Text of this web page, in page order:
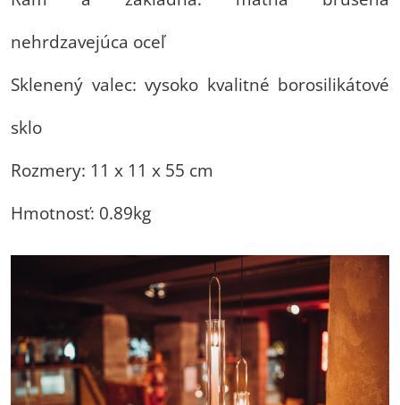
nehrdzavejúca oceľ
Sklenený valec: vysoko kvalitné borosilikátové
sklo
Rozmery: 11 x 11 x 55 cm
Hmotnosť: 0.89kg